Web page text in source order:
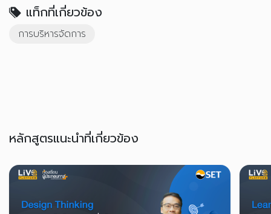
แท็กที่เกี่ยวข้อง
การบริหารจัดการ
หลักสูตรแนะนำที่เกี่ยวข้อง